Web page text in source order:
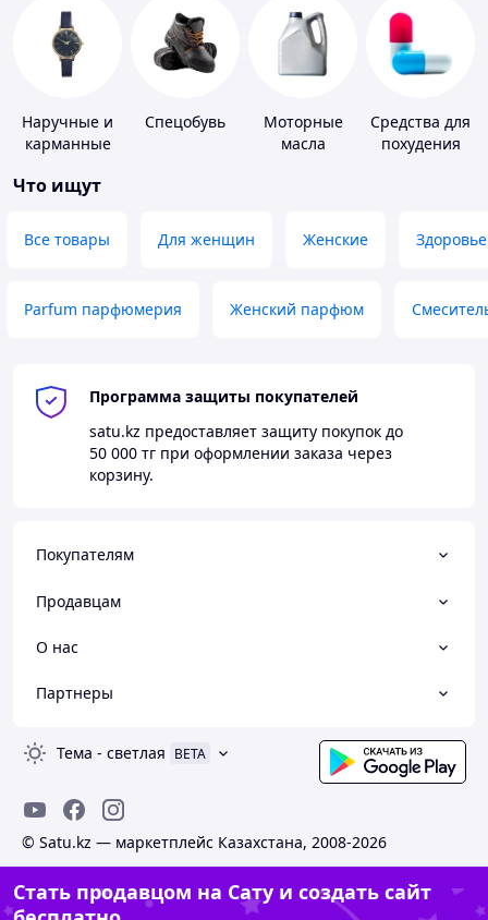
Наручные и
карманные
Спецобувь
Моторные
масла
Средства для
похудения
Что ищут
Все товары Для женщин Женские Здоровье
Parfum парфюмерия Женский парфюм
Программа защиты покупателей
satu.kz предоставляет защиту покупок до
50 000 тг при оформлении заказа через
корзину.
Покупателям
Продавцам
О нас
Партнеры
Тема - светлая BETA
© Satu.kz — маркетплейс Казахстана, 2008-2026
Стать продавцом на Сату и создать сайт